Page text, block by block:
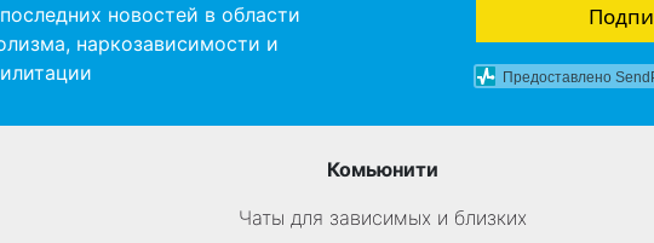
новостей в области
наркозависимости и
Предоставлено
Комьюнити
Чаты для зависимых и близких